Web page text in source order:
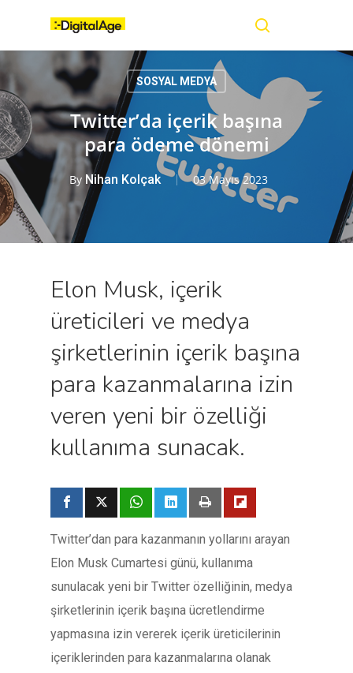
content
SOSYAL MEDYA
Twitter’da içerik başına
para ödeme dönemi
By Nihan Kolçak 03 Mayıs 2023
Elon Musk, içerik
üreticileri ve medya
şirketlerinin içerik başına
para kazanmalarına izin
veren yeni bir özelliği
kullanıma sunacak.
Twitter’dan para kazanmanın yollarını arayan
Elon Musk Cumartesi günü, kullanıma
sunulacak yeni bir Twitter özelliğinin, medya
şirketlerinin içerik başına ücretlendirme
yapmasına izin vererek içerik üreticilerinin
içeriklerinden para kazanmalarına olanak